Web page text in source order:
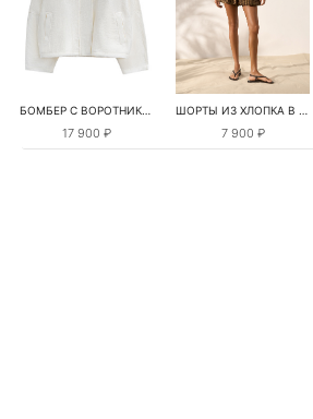
БОМБЕР С ВОРОТНИКОМ-СТОЙКОЙ
17 900 ₽
ШОРТЫ ИЗ ХЛОПКА В КЛЕТКУ
7 900 ₽